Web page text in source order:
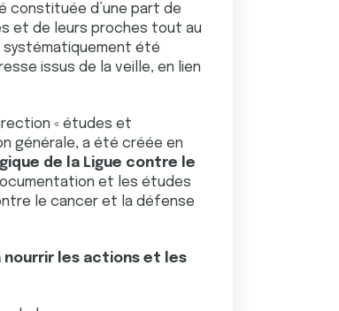
constituée d’une part de
et de leurs proches tout au
systématiquement été
issus de la veille, en lien
« études et
générale, a été créée en
de la Ligue contre le
et les études
le cancer et la défense
nourrir les actions et les